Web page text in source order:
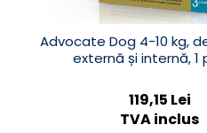
Advocate Dog 4-10 kg,
externă și internă, 1
119,15 Lei
TVA inclus